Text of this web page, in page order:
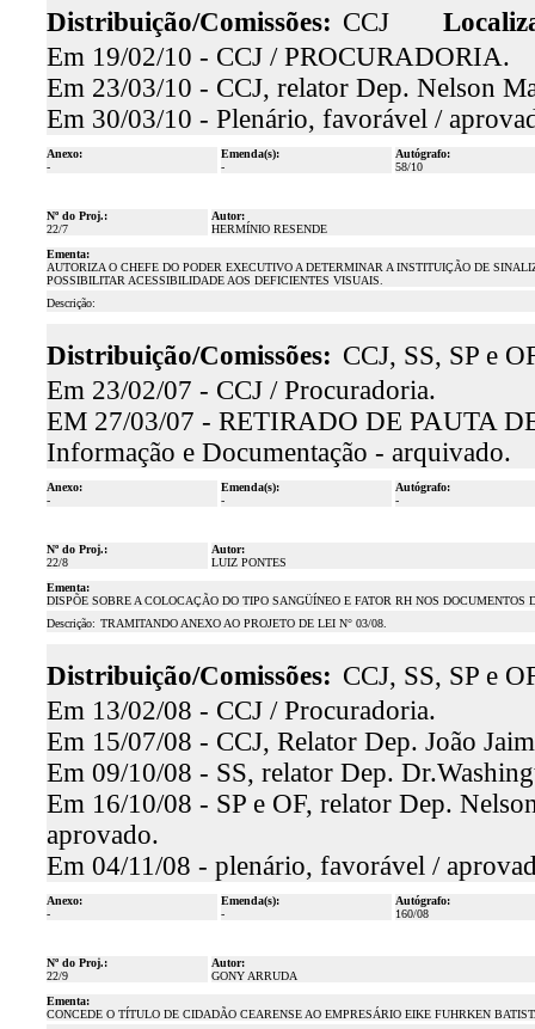
Distribuição/Comissões: CCJ
Em 19/02/10 - CCJ / PROCURADORIA.
Em 23/03/10 - CCJ, relator Dep. Nelson
Em 30/03/10 - Plenário, favorável /
Anexo:
-
Emenda(s):
-
Autógrafo:
58/10
Nº do Proj.:
22/7
Autor:
HERMÍNIO RESENDE
Ementa:
AUTORIZA O CHEFE DO PODER EXECUTIVO A DETERMINAR A INSTITUIÇÃO DE
POSSIBILITAR ACESSIBILIDADE AOS DEFICIENTES VISUAIS.
Descrição:
Distribuição/Comissões: CCJ, SS, SP e
Em 23/02/07 - CCJ / Procuradoria.
EM 27/03/07 - RETIRADO DE PAUTA
Informação e Documentação - arquivado.
Anexo:
-
Emenda(s):
-
Autógrafo:
-
Nº do Proj.:
22/8
Autor:
LUIZ PONTES
Ementa:
DISPÕE SOBRE A COLOCAÇÃO DO TIPO SANGÜÍNEO E FATOR RH NOS
Descrição: TRAMITANDO ANEXO AO PROJETO DE LEI N° 03/08.
Distribuição/Comissões: CCJ, SS, SP e
Em 13/02/08 - CCJ / Procuradoria.
Em 15/07/08 - CCJ, Relator Dep. João
Em 09/10/08 - SS, relator Dep.
Em 16/10/08 - SP e OF, relator Dep.
aprovado.
Em 04/11/08 - plenário, favorável /
Anexo:
-
Emenda(s):
-
Autógrafo:
160/08
Nº do Proj.:
22/9
Autor:
GONY ARRUDA
Ementa:
CONCEDE O TÍTULO DE CIDADÃO CEARENSE AO EMPRESÁRIO EIKE FUHRKEN